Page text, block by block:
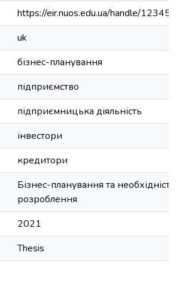
https://eir.nuos.edu.ua/handle/
uk
бізнес-планування
підприємство
підприємницька діяльність
інвестори
кредитори
Бізнес-планування та
розроблення
2021
Thesis